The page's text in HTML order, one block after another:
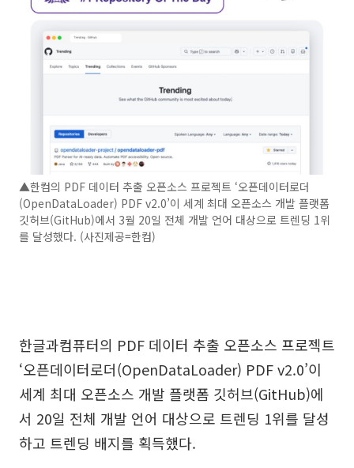
▲한컴의 PDF 데이터 추출 오픈소스 프로젝트 ‘오픈데이터로더
(OpenDataLoader) PDF v2.0’이 세계 최대 오픈소스 개발 플랫폼
깃허브(GitHub)에서 3월 20일 전체 개발 언어 대상으로 트렌딩 1위
를 달성했다. (사진제공=한컴)
한글과컴퓨터의 PDF 데이터 추출 오픈소스 프로젝트
‘오픈데이터로더(OpenDataLoader) PDF v2.0’이
세계 최대 오픈소스 개발 플랫폼 깃허브(GitHub)에
서 20일 전체 개발 언어 대상으로 트렌딩 1위를 달성
하고 트렌딩 배지를 획득했다.